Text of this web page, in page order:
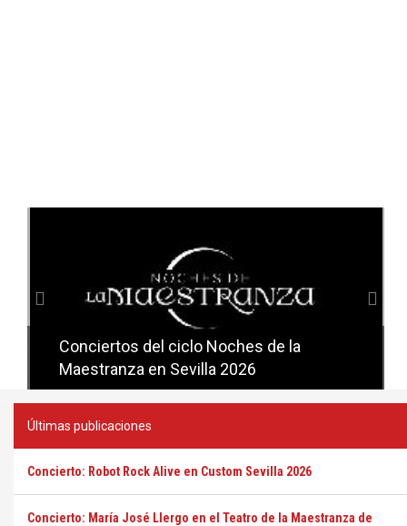
Conciertos del ciclo Noches de la
Maestranza en Sevilla 2026
Conciertos del ciclo Candlelight en
Sevilla
Últimas publicaciones
Concierto: Robot Rock Alive en Custom Sevilla 2026
Concierto: María José Llergo en el Teatro de la Maestranza de